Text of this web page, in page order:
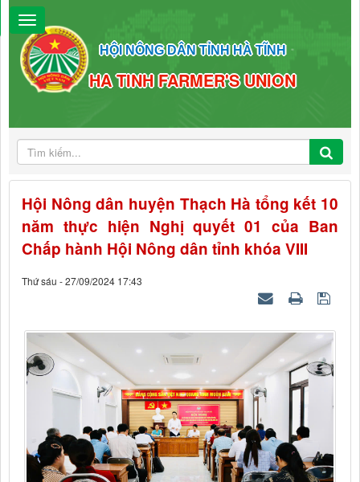
HỘI NÔNG DÂN TỈNH HÀ TĨNH
HA TINH FARMER'S UNION
Hội Nông dân huyện Thạch Hà tổng kết 10
năm thực hiện Nghị quyết 01 của Ban
Chấp hành Hội Nông dân tỉnh khóa VIII
Thứ sáu - 27/09/2024 17:43